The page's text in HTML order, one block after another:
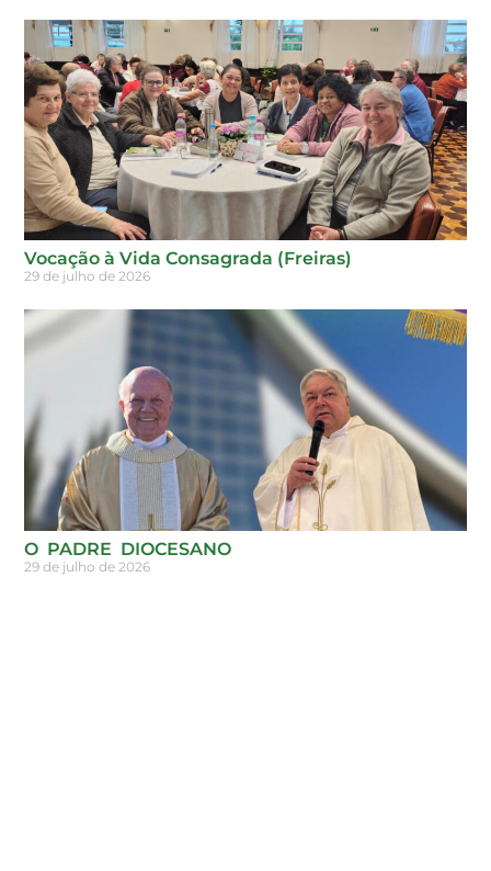
Vocação à Vida Consagrada (Freiras)
29 de julho de 2026
O PADRE DIOCESANO
29 de julho de 2026